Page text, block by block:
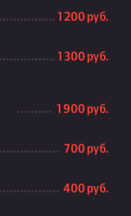
1 200 руб.
1 300 руб.
1 900 руб.
700 руб.
400 руб.